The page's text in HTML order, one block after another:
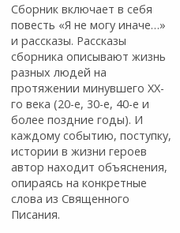
Сборник включает в себя
повесть «Я не могу иначе…»
и рассказы. Рассказы
сборника описывают жизнь
разных людей на
протяжении минувшего ХХ-
го века (20-е, 30-е, 40-е и
более поздние годы). И
каждому событию, поступку,
истории в жизни героев
автор находит объяснения,
опираясь на конкретные
слова из Священного
Писания.